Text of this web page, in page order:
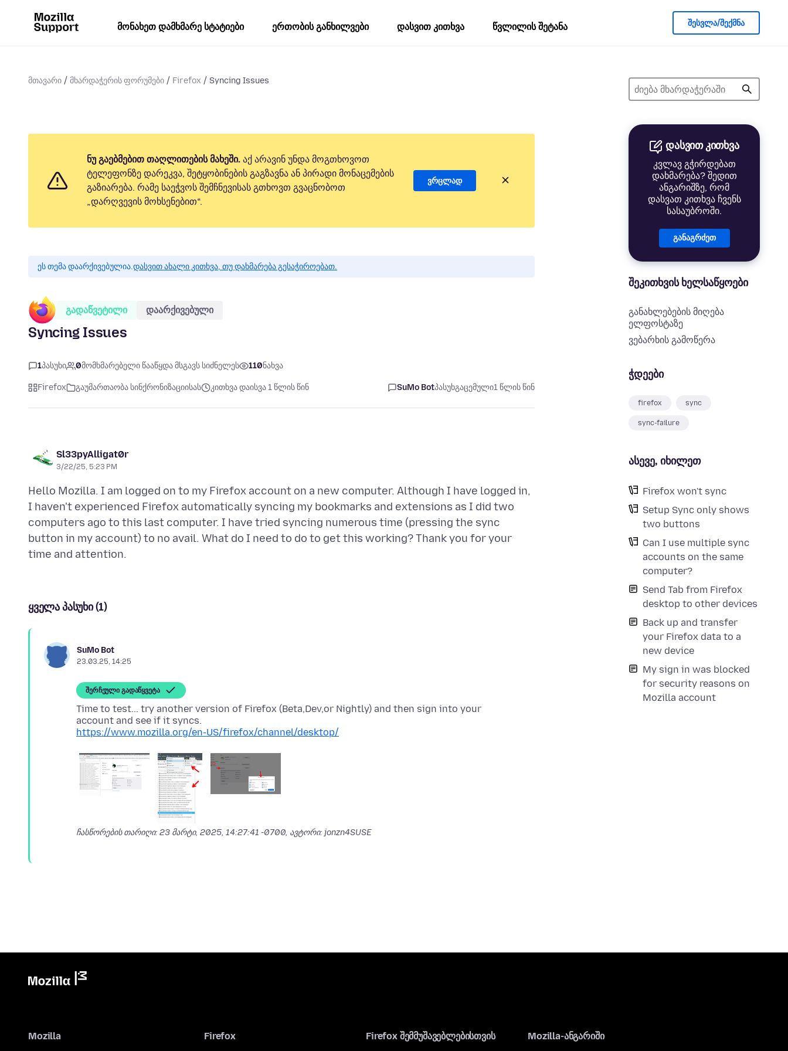
მონახეთ დამხმარე სტატიები ერთობის განხილვები დასვით კითხვა წვლილის შეტანა შესვლა/შექმნა
მთავარი მხარდაჭერის ფორუმები Firefox Syncing Issues
დასვით კითხვა
კვლავ გჭირდებათ
დახმარება? შედით
ანგარიშზე, რომ
დასვათ კითხვა ჩვენს
სასაუბროში.
განაგრძეთ
შეკითხვის ხელსაწყოები
განახლებების მიღება
ელფოსტაზე
ვებარხის გამოწერა
ჭდეები
firefox sync
sync-failure
ასევე, იხილეთ
Firefox won't sync
Setup Sync only shows
two buttons
Can I use multiple sync
accounts on the same
computer?
Send Tab from Firefox
desktop to other devices
Back up and transfer
your Firefox data to a
new device
My sign in was blocked
for security reasons on
Mozilla account
ნუ გაებმებით თაღლითების მახეში. აქ არავინ უნდა მოგთხოვოთ
ტელეფონზე დარეკვა, შეტყობინების გაგზავნა ან პირადი მონაცემების
გაზიარება. რამე საეჭვოს შემჩნევისას გთხოვთ გვაცნობოთ
„დარღვევის მოხსენებით“.
ვრცლად
ეს თემა დაარქივებულია.დასვით ახალი კითხვა, თუ დახმარება გესაჭიროებათ.
გადაწვეტილი დაარქივებული
Syncing Issues
1პასუხი 0მომხმარებელი წააწყდა მსგავს სიძნელეს 110ნახვა
Firefox გაუმართაობა სინქრონიზაციისას კითხვა დაისვა 1 წლის წინ SuMo Botპასუხგაცემული1 წლის წინ
Sl33pyAlligat0r
3/22/25, 5:23 PM
Hello Mozilla. I am logged on to my Firefox account on a new computer. Although I have logged in,
I haven't experienced Firefox automatically syncing my bookmarks and extensions as I did two
computers ago to this last computer. I have tried syncing numerous time (pressing the sync
button in my account) to no avail. What do I need to do to get this working? Thank you for your
ყველა პასუხი (1)
SuMo Bot
23.03.25, 14:25
შერჩეული გადაწყვეტა
Time to test... try another version of Firefox (Beta,Dev,or Nightly) and then sign into your
https://www.mozilla.org/en-US/firefox/channel/desktop/
ჩასწორების თარიღი: 23 მარტი, 2025, 14:27:41 -0700, ავტორი: jonzn4SUSE
Mozilla Firefox Firefox შემმუშავებლებისთვის Mozilla-ანგარიში